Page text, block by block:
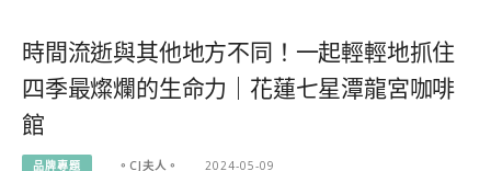
時間流逝與其他地方不同！一起輕輕地抓住
四季最燦爛的生命力｜花蓮七星潭龍宮咖啡
館
品牌專題 。CJ夫人。 2024-05-09